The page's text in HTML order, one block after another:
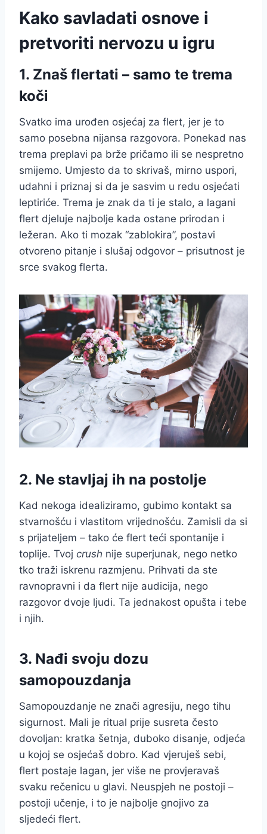
Kako savladati osnove i
pretvoriti nervozu u igru
1. Znaš flertati – samo te trema
koči
Svatko ima urođen osjećaj za flert, jer je to
samo posebna nijansa razgovora. Ponekad nas
trema preplavi pa brže pričamo ili se nespretno
smijemo. Umjesto da to skrivaš, mirno uspori,
udahni i priznaj si da je sasvim u redu osjećati
leptiriće. Trema je znak da ti je stalo, a lagani
flert djeluje najbolje kada ostane prirodan i
ležeran. Ako ti mozak “zablokira”, postavi
otvoreno pitanje i slušaj odgovor – prisutnost je
srce svakog flerta.
2. Ne stavljaj ih na postolje
Kad nekoga idealiziramo, gubimo kontakt sa
stvarnošću i vlastitom vrijednošću. Zamisli da si
s prijateljem – tako će flert teći spontanije i
toplije. Tvoj crush nije superjunak, nego netko
tko traži iskrenu razmjenu. Prihvati da ste
ravnopravni i da flert nije audicija, nego
razgovor dvoje ljudi. Ta jednakost opušta i tebe
i njih.
3. Nađi svoju dozu
samopouzdanja
Samopouzdanje ne znači agresiju, nego tihu
sigurnost. Mali je ritual prije susreta često
dovoljan: kratka šetnja, duboko disanje, odjeća
u kojoj se osjećaš dobro. Kad vjeruješ sebi,
flert postaje lagan, jer više ne provjeravaš
svaku rečenicu u glavi. Neuspjeh ne postoji –
postoji učenje, i to je najbolje gnojivo za
sljedeći flert.